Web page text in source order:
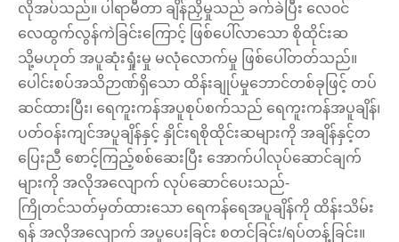
လိုအပ်သည်။ ပါရာမီတာ ချိန်ညှိမှုသည် ခက်ခဲပြီး လေ၀င်
လေထွက်လွန်ကဲခြင်းကြောင့် ဖြစ်ပေါ်လာသော စိုထိုင်းဆ
သို့မဟုတ် အပူဆုံးရှုံးမှု မလုံလောက်မှု ဖြစ်ပေါ်တတ်သည်။
ပေါင်းစပ်အသိဉာဏ်ရှိသော ထိန်းချုပ်မှုဘောင်တစ်ခုဖြင့် တပ်
ဆင်ထားပြီး၊ ရေကူးကန်အပူစုပ်စက်သည် ရေကူးကန်အပူချိန်၊
ပတ်ဝန်းကျင်အပူချိန်နှင့် နှိုင်းရစိုထိုင်းဆများကို အချိန်နှင့်တ
ပြေးညီ စောင့်ကြည့်စစ်ဆေးပြီး အောက်ပါလုပ်ဆောင်ချက်
များကို အလိုအလျောက် လုပ်ဆောင်ပေးသည်-
ကြိုတင်သတ်မှတ်ထားသော ရေကန်ရေအပူချိန်ကို ထိန်းသိမ်း
ရန် အလိုအလျောက် အပူပေးခြင်း စတင်ခြင်း/ရပ်တန့်ခြင်း။